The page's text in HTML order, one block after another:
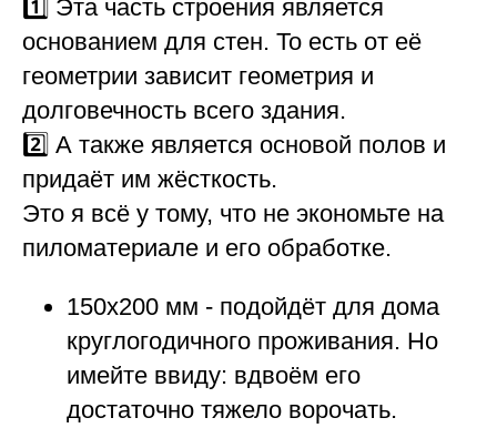
1️⃣ Эта часть строения является
основанием для стен. То есть от её
геометрии зависит геометрия и
долговечность всего здания.
2️⃣ А также является основой полов и
придаёт им жёсткость.
Это я всё у тому, что не экономьте на
пиломатериале и его обработке.
150х200 мм - подойдёт для дома
круглогодичного проживания. Но
имейте ввиду: вдвоём его
достаточно тяжело ворочать.